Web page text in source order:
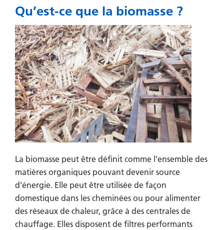
Qu’est-ce que la biomasse ?
La biomasse peut être définit comme l’ensemble des
matières organiques pouvant devenir source
d’énergie. Elle peut être utilisée de façon
domestique dans les cheminées ou pour alimenter
des réseaux de chaleur, grâce à des centrales de
chauffage. Elles disposent de filtres performants